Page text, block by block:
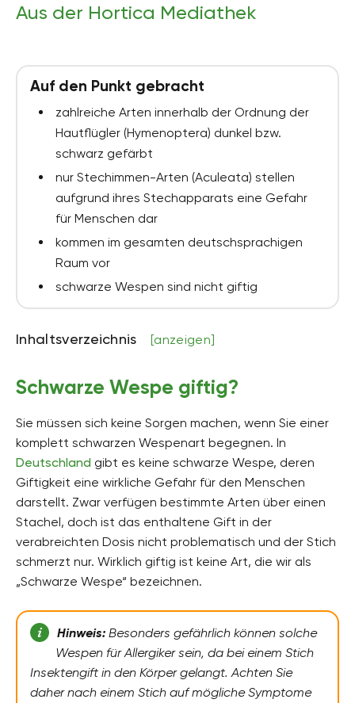
Aus der Hortica Mediathek
Auf den Punkt gebracht
zahlreiche Arten innerhalb der Ordnung der
Hautflügler (Hymenoptera) dunkel bzw.
schwarz gefärbt
nur Stechimmen-Arten (Aculeata) stellen
aufgrund ihres Stechapparats eine Gefahr
für Menschen dar
kommen im gesamten deutschsprachigen
Raum vor
schwarze Wespen sind nicht giftig
Inhaltsverzeichnis [anzeigen]
Schwarze Wespe giftig?
Sie müssen sich keine Sorgen machen, wenn Sie einer
komplett schwarzen Wespenart begegnen. In
Deutschland gibt es keine schwarze Wespe, deren
Giftigkeit eine wirkliche Gefahr für den Menschen
darstellt. Zwar verfügen bestimmte Arten über einen
Stachel, doch ist das enthaltene Gift in der
verabreichten Dosis nicht problematisch und der Stich
schmerzt nur. Wirklich giftig ist keine Art, die wir als
„Schwarze Wespe“ bezeichnen.
Hinweis:Besonders gefährlich können solche
Wespen für Allergiker sein, da bei einem Stich
Insektengift in den Körper gelangt. Achten Sie
daher nach einem Stich auf mögliche Symptome